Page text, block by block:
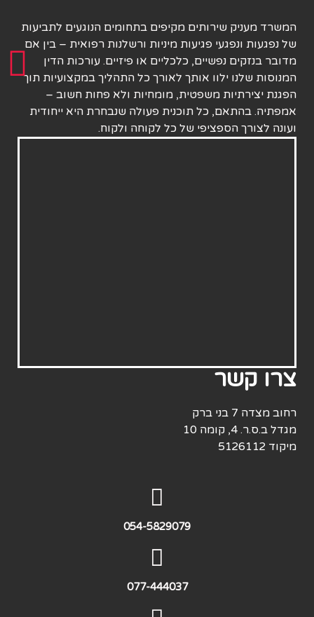
המשרד מעניק שירותים מקיפים בתחומים הנוגעים לתביעות
של נפגעות ונפגעי פגיעות מיניות ורשלנות רפואית – בין אם
מדובר בנזקים נפשיים, כלכליים או פיזיים. עורכות הדין
המנוסות שלנו ילוו אותך לאורך כל התהליך במקצועיות תוך
הפגנת יצירתיות משפטית, מומחיות ולא פחות חשוב –
אמפתיה. בהתאם, כל תוכנית פעולה שנבחרת היא ייחודית
ועונה לצורך הספציפי של כל לקוחה ולקוח.
צרו קשר
רחוב מצדה 7 בני ברק
מגדל ב.ס.ר. 4, קומה 10
מיקוד 5126112
054-5829079
077-444037